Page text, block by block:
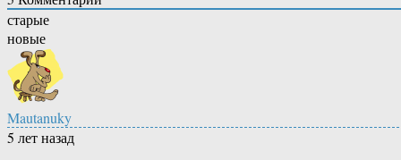
старые
новые
Mautanuky
5 лет назад